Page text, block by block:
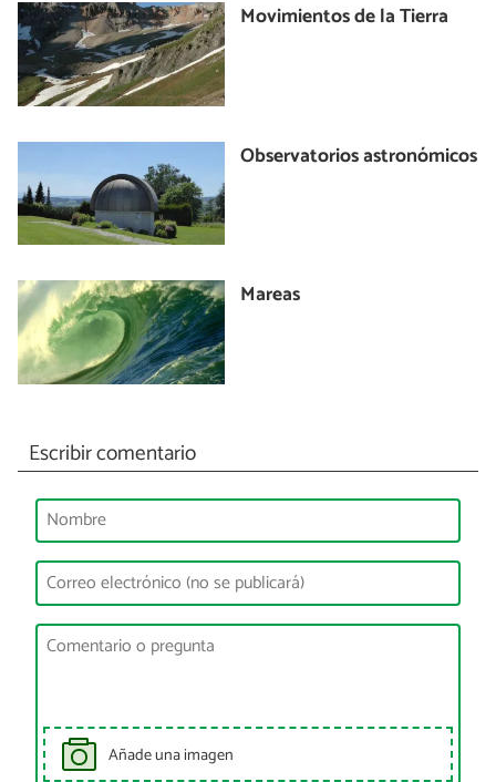
Movimientos de la Tierra
Observatorios astronómicos
Mareas
Escribir comentario
Añade una imagen